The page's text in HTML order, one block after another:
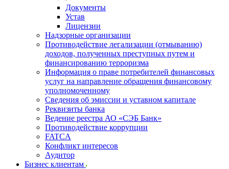
Документы
Устав
Лицензии
Надзорные организации
Противодействие легализации (отмыванию)
доходов, полученных преступных путем и
финансированию терроризма
Информация о праве потребителей финансовых
услуг на направление обращения финансовому
уполномоченному
Сведения об эмиссии и уставном капитале
Реквизиты банка
Ведение реестра АО «СЭБ Банк»
Противодействие коррупции
FATCA
Конфликт интересов
Аудитор
Бизнес клиентам